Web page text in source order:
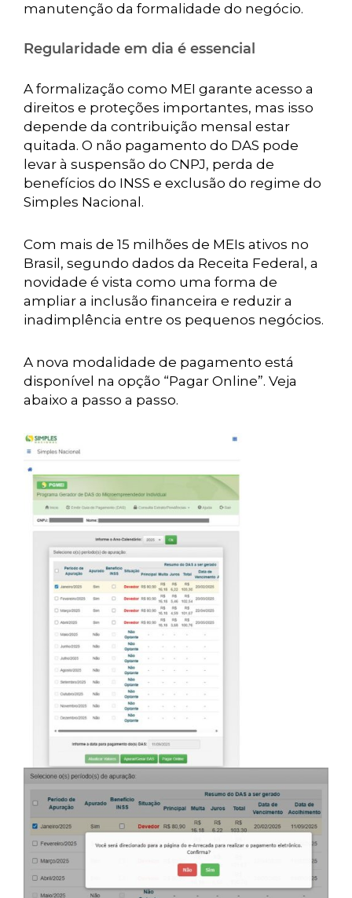
manutenção da formalidade do negócio.
Regularidade em dia é essencial
A formalização como MEI garante acesso a
direitos e proteções importantes, mas isso
depende da contribuição mensal estar
quitada. O não pagamento do DAS pode
levar à suspensão do CNPJ, perda de
benefícios do INSS e exclusão do regime do
Simples Nacional.
Com mais de 15 milhões de MEIs ativos no
Brasil, segundo dados da Receita Federal, a
novidade é vista como uma forma de
ampliar a inclusão financeira e reduzir a
inadimplência entre os pequenos negócios.
A nova modalidade de pagamento está
disponível na opção “Pagar Online”. Veja
abaixo a passo a passo.